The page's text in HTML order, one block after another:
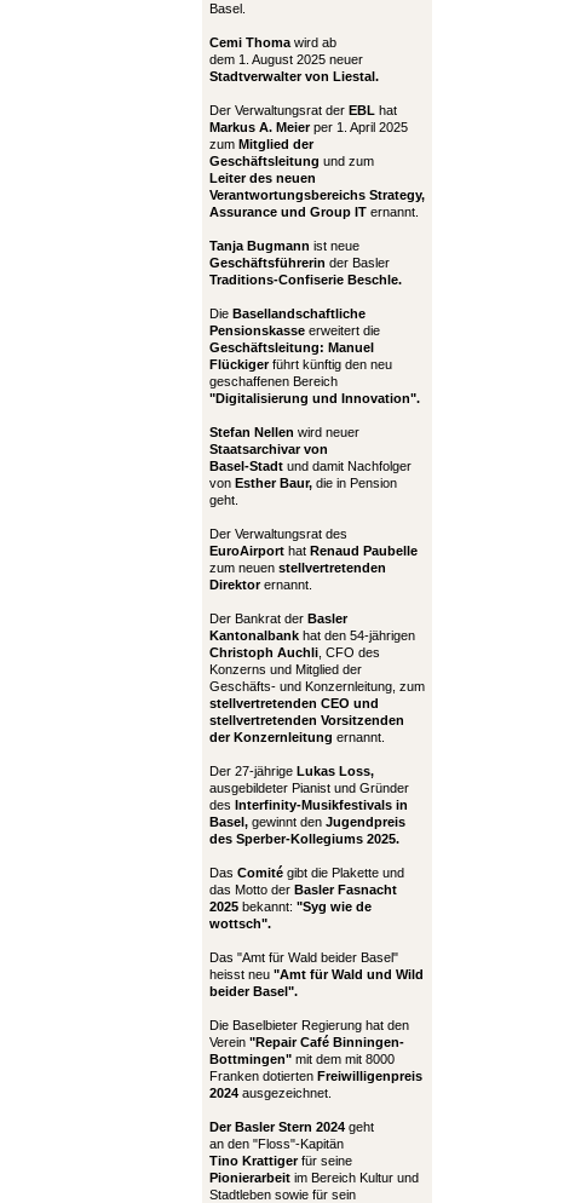
Basel.
Cemi Thoma wird ab
dem 1. August 2025 neuer
Stadtverwalter von Liestal.
Der Verwaltungsrat der EBL hat
Markus A. Meierper 1. April 2025
zum Mitglied der
Geschäftsleitung und zum
Leiter des neuen
Verantwortungsbereichs Strategy,
Assurance und Group IT ernannt.
Tanja Bugmann ist neue
Geschäftsführerin der Basler
Traditions-Confiserie Beschle.
Die Basellandschaftliche
Pensionskasse erweitert die
Geschäftsleitung: Manuel
Flückigerführt künftig den neu
geschaffenen Bereich
"Digitalisierung und Innovation".
Stefan Nellen wird neuer
Staatsarchivar von
Basel-Stadt und damit Nachfolger
von Esther Baur, die in Pension
geht.
Der Verwaltungsrat des
EuroAirport hat Renaud Paubelle
zum neuen stellvertretenden
Direktorernannt.
Der Bankrat der Basler
Kantonalbank hat den 54-jährigen
Christoph Auchli , CFO des
Konzerns und Mitglied der
Geschäfts- und Konzernleitung, zum
stellvertretenden CEO und
stellvertretenden Vorsitzenden
der Konzernleitung ernannt.
Der 27-jährige Lukas Loss,
ausgebildeter Pianist und Gründer
des Interfinity-Musikfestivals in
Basel, gewinnt den Jugendpreis
des Sperber-Kollegiums 2025.
Das Comité gibt die Plakette und
das Motto der Basler Fasnacht
2025 bekannt: "Syg wie de
wottsch".
Das "Amt für Wald beider Basel"
heisst neu "Amt für Wald und Wild
beider Basel".
Die Baselbieter Regierung hat den
Verein "Repair Café Binningen-
Bottmingen" mit dem mit 8000
Franken dotierten Freiwilligenpreis
2024 ausgezeichnet.
Der Basler Stern 2024 geht
an den "Floss"-Kapitän
Tino Krattigerfür seine
Pionierarbeit im Bereich Kultur und
Stadtleben sowie für sein